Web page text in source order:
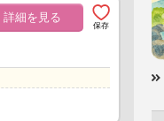
詳細を見る